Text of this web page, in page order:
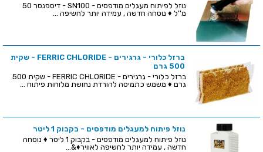
נוזל לפיתוח מעגלים מודפסים - SN100 - דיספנסר 50
מ''ל ♦ נוסחה חדשה , עמידה יותר לחשיפה ...
ברזל כלורי - גרגירים - FERRIC CHLORIDE - שקית
500 גרם
ברזל כלורי - גרגירים - FERRIC CHLORIDE - שקית 500
גרם ♦ משמש כתמיסה להורדת נחושת מלוחות פיתוח ...
נוזל פיתוח למעגלים מודפסים - בקבוק 1 ליטר
נוזל פיתוח למעגלים מודפסים - בקבוק 1 ליטר ♦ נוסחה
חדשה , עמידה יותר לחשיפה לאוויר♦&...